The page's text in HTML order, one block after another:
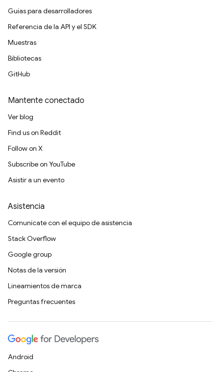
Guías para desarrolladores
Referencia de la API y el SDK
Muestras
Bibliotecas
GitHub
Mantente conectado
Ver blog
Find us on Reddit
Follow on X
Subscribe on YouTube
Asistir a un evento
Asistencia
Comunícate con el equipo de asistencia
Stack Overflow
Google group
Notas de la versión
Lineamientos de marca
Preguntas frecuentes
Android